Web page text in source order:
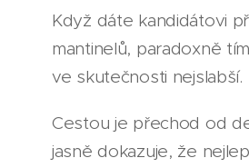
Když dáte kandidátovi
mantinelů, paradoxně
ve skutečnosti
Cestou je přechod od
jasně dokazuje, že